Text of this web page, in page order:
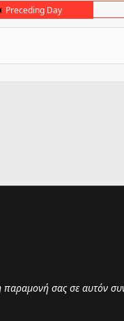
Preceding Day
παραμονή σας σε αυτόν